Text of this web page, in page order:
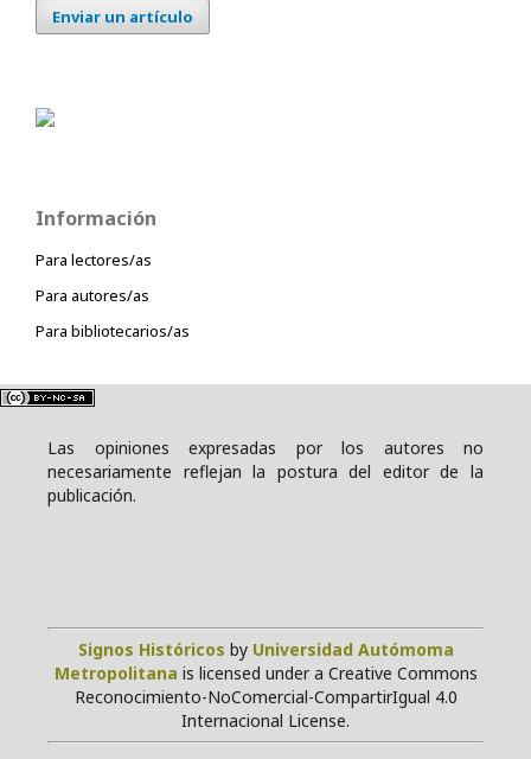
Enviar un artículo
Información
Para lectores/as
Para autores/as
Para bibliotecarios/as
Las opiniones expresadas por los autores no
necesariamente reflejan la postura del editor de la
publicación.
Signos Históricos by Universidad Autómoma
Metropolitana is licensed under a Creative Commons
Reconocimiento-NoComercial-CompartirIgual 4.0
Internacional License.